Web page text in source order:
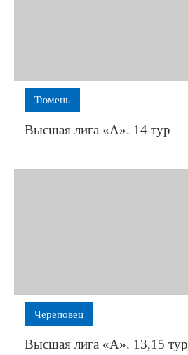
Тюмень
Высшая лига «А». 14 тур
Череповец
Высшая лига «А». 13,15 тур